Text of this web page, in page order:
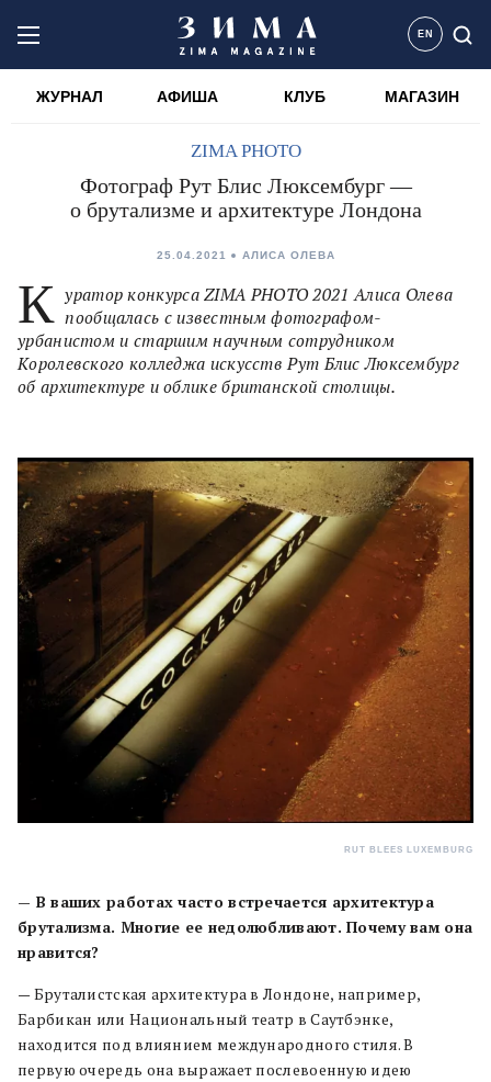
EN
ЖУРНАЛ АФИША КЛУБ МАГАЗИН
ZIMA PHOTO
Фотограф Рут Блис Люксембург —
о брутализме и архитектуре Лондона
25.04.2021 АЛИСА ОЛЕВА
К уратор конкурса ZIMA PHOTO 2021 Алиса Олева
пообщалась с известным фотографом-
урбанистом и старшим научным сотрудником
Королевского колледжа искусств Рут Блис Люксембург
об архитектуре и облике британской столицы.
RUT BLEES LUXEMBURG
— В ваших работах часто встречается архитектура
брутализма. Многие ее недолюбливают. Почему вам она
нравится?
— Бруталистская архитектура в Лондоне, например,
Барбикан или Национальный театр в Саутбэнке,
находится под влиянием международного стиля. В
первую очередь она выражает послевоенную идею